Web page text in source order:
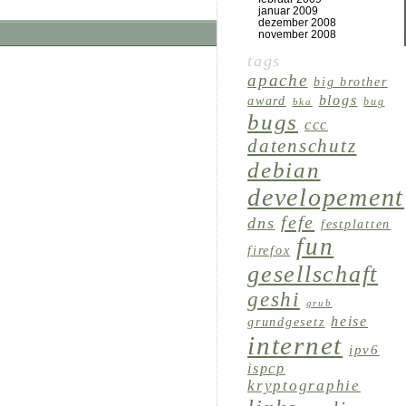
januar 2009
dezember 2008
november 2008
tags
apache big brother
award
bka blogs bug
bugs ccc
datenschutz
debian
developement
dns fefe festplatten
firefox fun
gesellschaft
geshi grub
grundgesetz heise
internet ipv6
ispcp
kryptographie